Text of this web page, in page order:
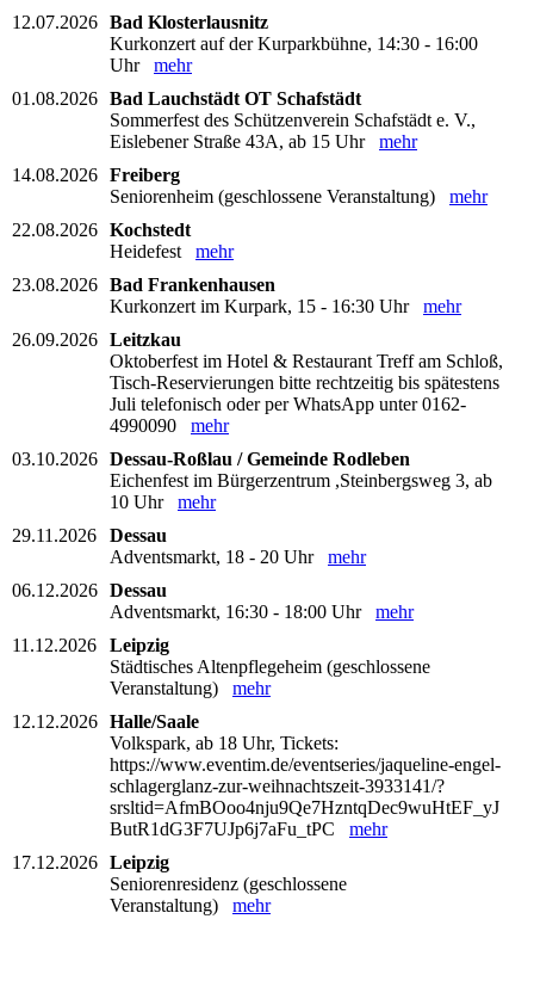
12.07.2026 Bad Klosterlausnitz
Kurkonzert auf der Kurparkbühne, 14:30 - 16:00
Uhr mehr
01.08.2026 Bad Lauchstädt OT Schafstädt
Sommerfest des Schützenverein Schafstädt e. V.,
Eislebener Straße 43A, ab 15 Uhr mehr
14.08.2026 Freiberg
Seniorenheim (geschlossene Veranstaltung) mehr
22.08.2026 Kochstedt
Heidefest mehr
23.08.2026 Bad Frankenhausen
Kurkonzert im Kurpark, 15 - 16:30 Uhr mehr
26.09.2026 Leitzkau
Oktoberfest im Hotel & Restaurant Treff am Schloß,
Tisch-Reservierungen bitte rechtzeitig bis spätestens
Juli telefonisch oder per WhatsApp unter 0162-
4990090 mehr
03.10.2026 Dessau-Roßlau / Gemeinde Rodleben
Eichenfest im Bürgerzentrum ,Steinbergsweg 3, ab
10 Uhr mehr
29.11.2026
Dessau
Adventsmarkt, 18 - 20 Uhr mehr
06.12.2026 Dessau
Adventsmarkt, 16:30 - 18:00 Uhr mehr
11.12.2026
Leipzig
Städtisches Altenpflegeheim (geschlossene
Veranstaltung) mehr
12.12.2026 Halle/Saale
Volkspark, ab 18 Uhr, Tickets:
https://www.eventim.de/eventseries/jaqueline-engel-
schlagerglanz-zur-weihnachtszeit-3933141/?
srsltid=AfmBOoo4nju9Qe7HzntqDec9wuHtEF_yJ
ButR1dG3F7UJp6j7aFu_tPC mehr
17.12.2026 Leipzig
Seniorenresidenz (geschlossene
Veranstaltung) mehr